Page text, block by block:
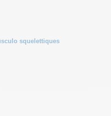
squelettiques